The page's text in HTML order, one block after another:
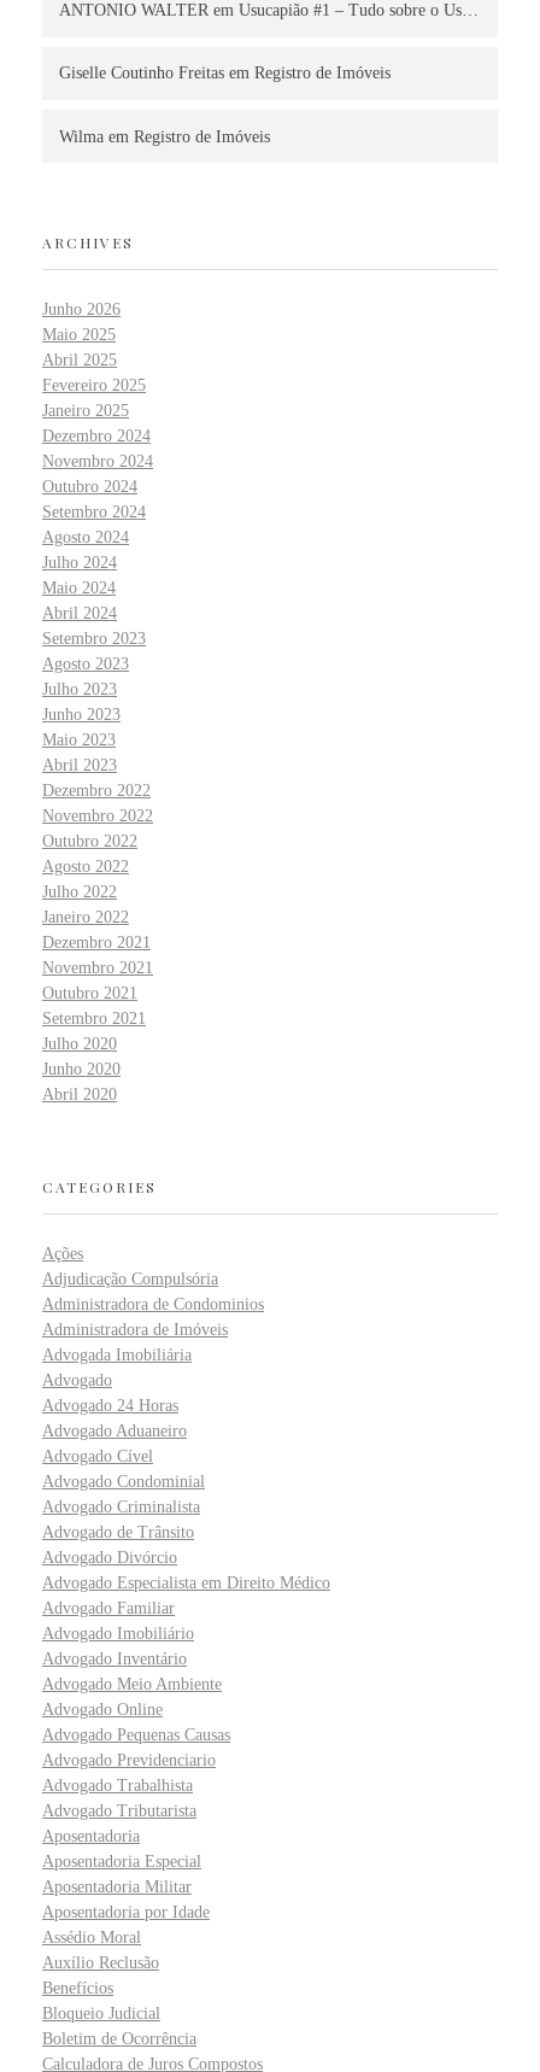
ANTONIO WALTER em Usucapião #1 – Tudo sobre o Us…
Giselle Coutinho Freitas em Registro de Imóveis
Wilma em Registro de Imóveis
ARCHIVES
Junho 2026
Maio 2025
Abril 2025
Fevereiro 2025
Janeiro 2025
Dezembro 2024
Novembro 2024
Outubro 2024
Setembro 2024
Agosto 2024
Julho 2024
Maio 2024
Abril 2024
Setembro 2023
Agosto 2023
Julho 2023
Junho 2023
Maio 2023
Abril 2023
Dezembro 2022
Novembro 2022
Outubro 2022
Agosto 2022
Julho 2022
Janeiro 2022
Dezembro 2021
Novembro 2021
Outubro 2021
Setembro 2021
Julho 2020
Junho 2020
Abril 2020
CATEGORIES
Ações
Adjudicação Compulsória
Administradora de Condominios
Administradora de Imóveis
Advogada Imobiliária
Advogado
Advogado 24 Horas
Advogado Aduaneiro
Advogado Cível
Advogado Condominial
Advogado Criminalista
Advogado de Trânsito
Advogado Divórcio
Advogado Especialista em Direito Médico
Advogado Familiar
Advogado Imobiliário
Advogado Inventário
Advogado Meio Ambiente
Advogado Online
Advogado Pequenas Causas
Advogado Previdenciario
Advogado Trabalhista
Advogado Tributarista
Aposentadoria
Aposentadoria Especial
Aposentadoria Militar
Aposentadoria por Idade
Assédio Moral
Auxílio Reclusão
Benefícios
Bloqueio Judicial
Boletim de Ocorrência
Calculadora de Juros Compostos